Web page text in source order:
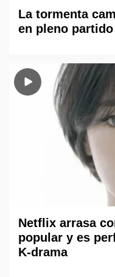
La tormenta
en pleno
Netflix arrasa
popular y es
K-drama